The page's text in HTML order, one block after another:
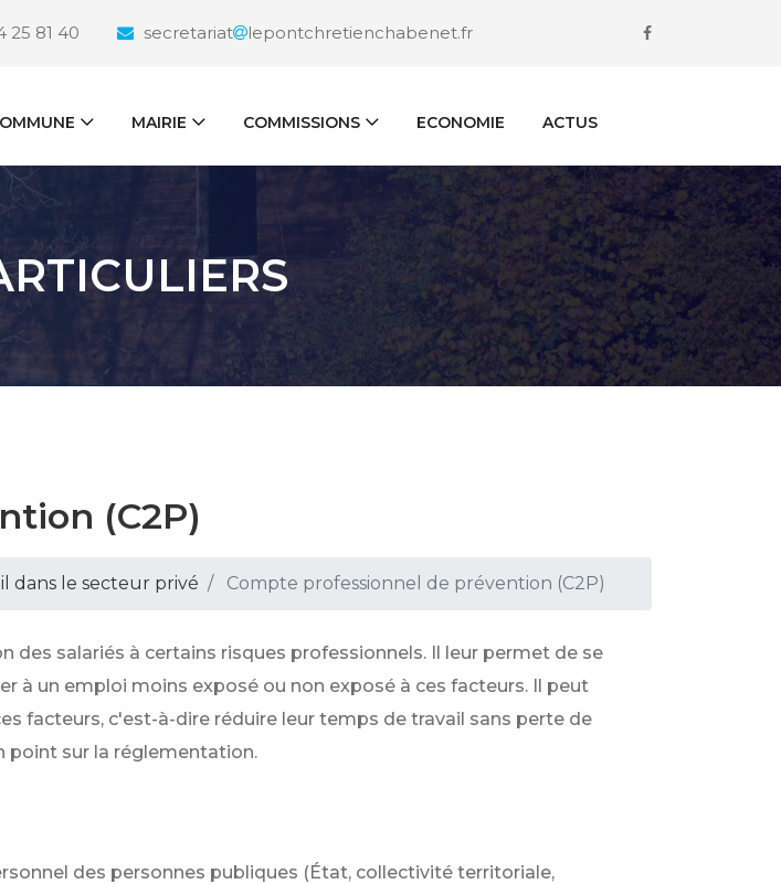
25 81 40 secretariat lepontchretienchabenet.fr
MAIRIE COMMISSIONS ECONOMIE ACTUS
(C2P)
dans le secteur privé Compte professionnel de prévention (C2P)
des salariés à certains risques professionnels. Il leur permet de se
à un emploi moins exposé ou non exposé à ces facteurs. Il peut
facteurs, c'est-à-dire réduire leur temps de travail sans perte de
point sur la réglementation.
des personnes publiques (État, collectivité territoriale,